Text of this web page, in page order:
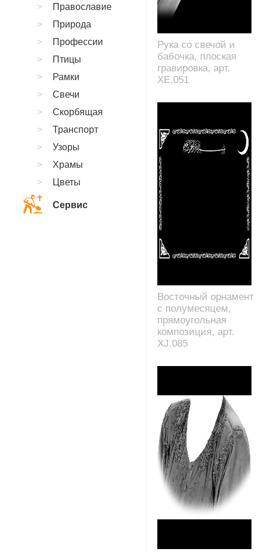
Рука со свечой и
бабочка, плоская
гравировка, арт.
XE.051
Восточный орнамент
с полумесяцем,
прямоугольная
композиция, арт.
XJ.085
Православие
Природа
Профессии
Птицы
Рамки
Свечи
Скорбящая
Транспорт
Узоры
Храмы
Цветы
Сервис